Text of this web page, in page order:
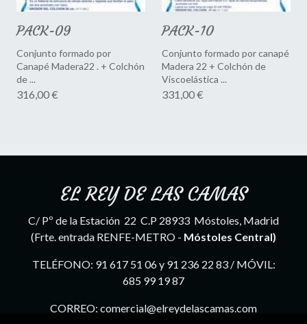
PACK-09
Conjunto formado por
Canapé Madera22 . + Colchón
de ...
316,00 €
PACK-10
Conjunto formado por canapé
Madera 22 + Colchón de
Viscoelástica ...
331,00 €
EL REY DE LAS CAMAS
C/ Pº de la Estación 22 C.P 28933 Móstoles, Madrid
(Frte. entrada RENFE-METRO - Móstoles Central)
TELÉFONO: 91 617 51 06 y 91 236 22 83 / MÓVIL:
685 99 19 87
CORREO: comercial@elreydelascamas.com